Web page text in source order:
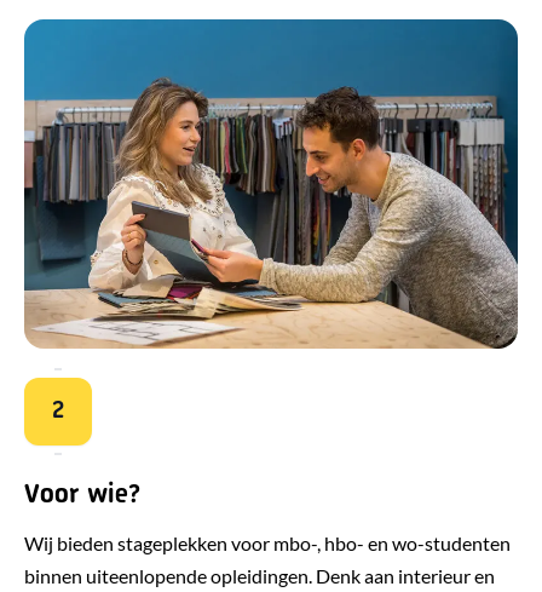
Voor wie?
Wij bieden stageplekken voor mbo-, hbo- en wo-studenten
binnen uiteenlopende opleidingen. Denk aan interieur en
2